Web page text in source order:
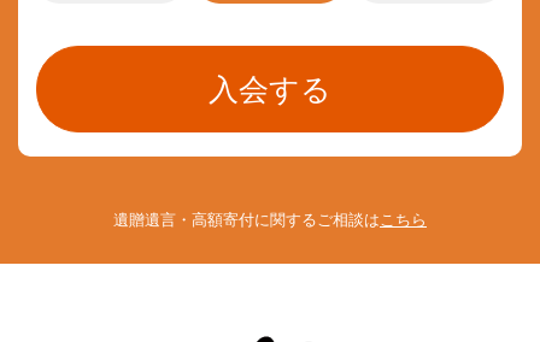
遺贈遺言・高額寄付に関するご相談はこちら